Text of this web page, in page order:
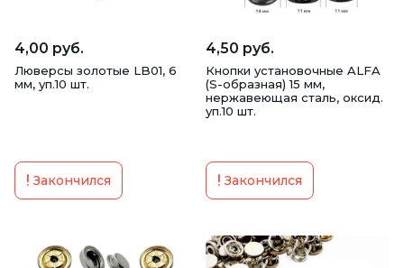
4,00 руб.
Люверсы золотые LB01, 6
мм, уп.10 шт.
Закончился
4,50 руб.
Кнопки установочные ALFA
(S-образная) 15 мм,
нержавеющая сталь, оксид.
уп.10 шт.
Закончился